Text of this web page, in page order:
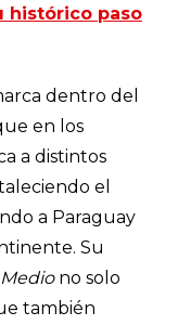
histórico paso
dentro del
en los
a distintos
el
a Paraguay
Su
no solo
también